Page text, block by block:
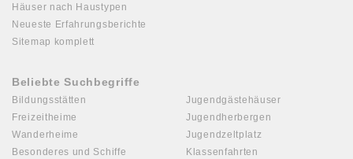
Häuser nach Haustypen
Neueste Erfahrungsberichte
Sitemap komplett
Beliebte Suchbegriffe
Bildungsstätten
Freizeitheime
Wanderheime
Besonderes und Schiffe
Jugendgästehäuser
Jugendherbergen
Jugendzeltplatz
Klassenfahrten